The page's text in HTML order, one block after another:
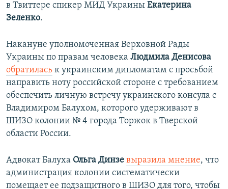
в Твиттере спикер МИД Украины Екатерина
Зеленко.
Накануне уполномоченная Верховной Рады
Украины по правам человека Людмила Денисова
обратилась к украинским дипломатам с просьбой
направить ноту российской стороне с требованием
обеспечить личную встречу украинского консула с
Владимиром Балухом, которого удерживают в
ШИЗО колонии № 4 города Торжок в Тверской
области России.
Адвокат Балуха Ольга Динзе выразила мнение, что
администрация колонии систематически
помещает ее подзащитного в ШИЗО для того, чтобы